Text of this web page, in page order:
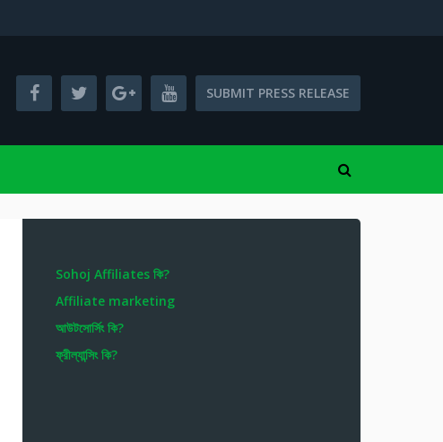
SUBMIT PRESS RELEASE
Sohoj Affiliates কি?
Affiliate marketing
আউটসোর্সিং কি?
ফ্রীল্যান্সিং কি?